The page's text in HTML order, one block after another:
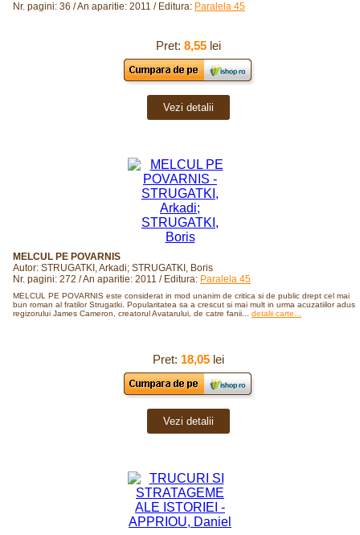
Nr. pagini: 36 / An aparitie: 2011 / Editura: Paralela 45
Pret: 8,55lei
Vezi detalii
MELCUL PE POVARNIS
Autor: STRUGATKI, Arkadi; STRUGATKI, Boris
Nr. pagini: 272 / An aparitie: 2011 / Editura: Paralela 45
MELCUL PE POVARNIS este considerat in mod unanim de critica si de public drept cel mai
bun roman al fratilor Strugatki. Popularitatea sa a crescut si mai mult in urma acuzatiilor aduse
regizorului James Cameron, creatorul Avatarului, de catre fanii... detalii carte...
Pret: 18,05lei
Vezi detalii